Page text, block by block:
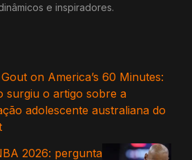
e inspiradores.
on America’s 60 Minutes:
surgiu o artigo sobre a
adolescente australiana do
2026: pergunta